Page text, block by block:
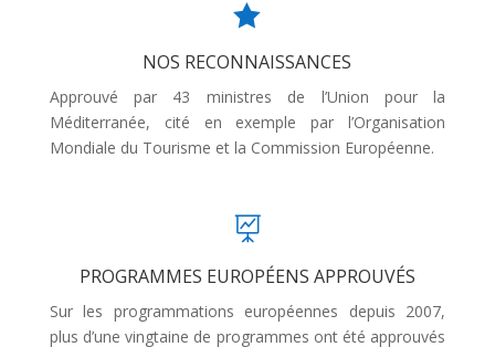

NOS RECONNAISSANCES
Approuvé par 43 ministres de l’Union pour la
Méditerranée, cité en exemple par l’Organisation
Mondiale du Tourisme et la Commission Européenne.

PROGRAMMES EUROPÉENS APPROUVÉS
Sur les programmations européennes depuis 2007,
plus d’une vingtaine de programmes ont été approuvés